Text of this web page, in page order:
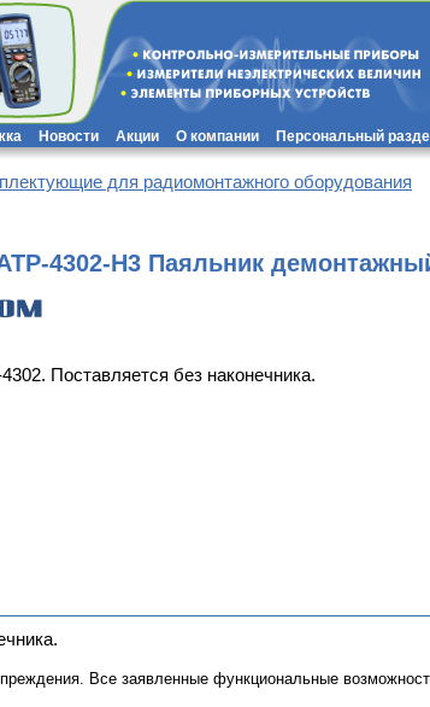
Новости Акции О компании Персональный
для радиомонтажного оборудования
4302-Н3 Паяльник
Поставляется без наконечника.
Все заявленные функциональные